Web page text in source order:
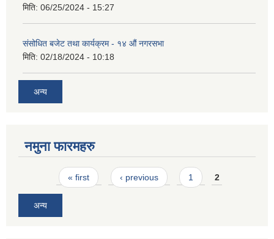
मिति: 06/25/2024 - 15:27
संसोधित बजेट तथा कार्यक्रम - १४ औं नगरसभा
मिति: 02/18/2024 - 10:18
अन्य
नमुना फारमहरु
Pages« first ‹ previous 1 2
अन्य